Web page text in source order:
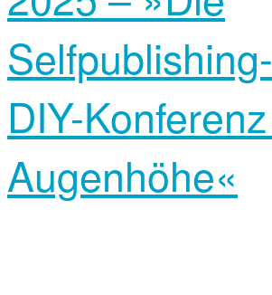
DIY-
Augenhöhe«